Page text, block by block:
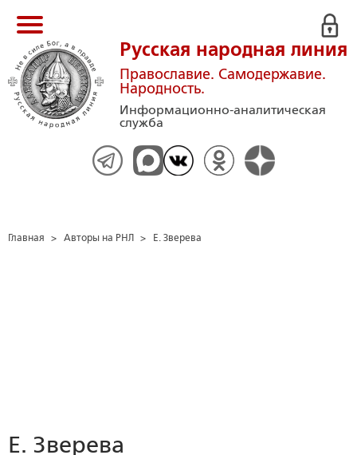
Русская народная линия
Православие. Самодержавие.
Народность.
Информационно-аналитическая
служба
Главная > Авторы на РНЛ > Е. Зверева
Е. Зверева